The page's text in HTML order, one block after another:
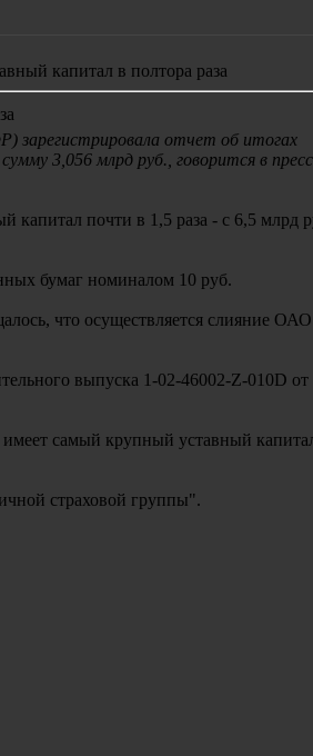
капитал в полтора раза
зарегистрировала отчет об итогах
3,056 млрд руб., говорится в
почти в 1,5 раза - с 6,5 млрд
бумаг номиналом 10 руб.
что осуществляется слияние
выпуска 1-02-46002-Z-010D от
самый крупный уставный
страховой группы".